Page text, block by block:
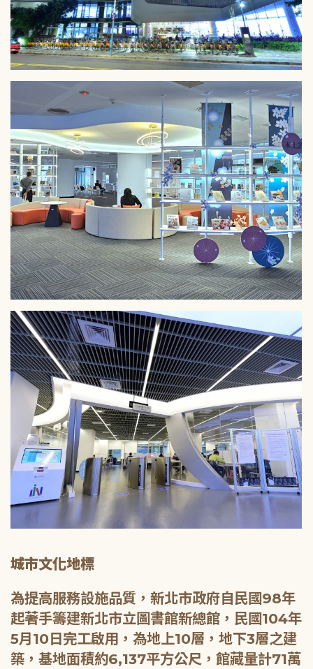
城市文化地標
為提高服務設施品質，新北市政府自民國98年
起著手籌建新北市立圖書館新總館，民國104年
5月10日完工啟用，為地上10層，地下3層之建
築，基地面積約6,137平方公尺，館藏量計71萬